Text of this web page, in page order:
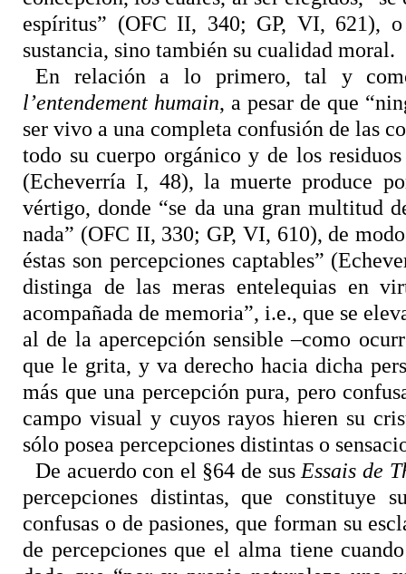
espíritus” (OFC II, 340; GP, VI, 621),
sustancia, sino también su cualidad moral.
En relación a lo primero, tal y
l’entendement humain, a pesar de que
ser vivo a una completa confusión de las
todo su cuerpo orgánico y de los
(Echeverría I, 48), la muerte produce
vértigo, donde “se da una gran multitud
nada” (OFC II, 330; GP, VI, 610), de
éstas son percepciones captables”
distinga de las meras entelequias en
acompañada de memoria”, i.e., que se
al de la apercepción sensible –como
que le grita, y va derecho hacia dicha
más que una percepción pura, pero
campo visual y cuyos rayos hieren su
sólo posea percepciones distintas o
De acuerdo con el §64 de sus Essais de
percepciones distintas, que constituye
confusas o de pasiones, que forman su
de percepciones que el alma tiene